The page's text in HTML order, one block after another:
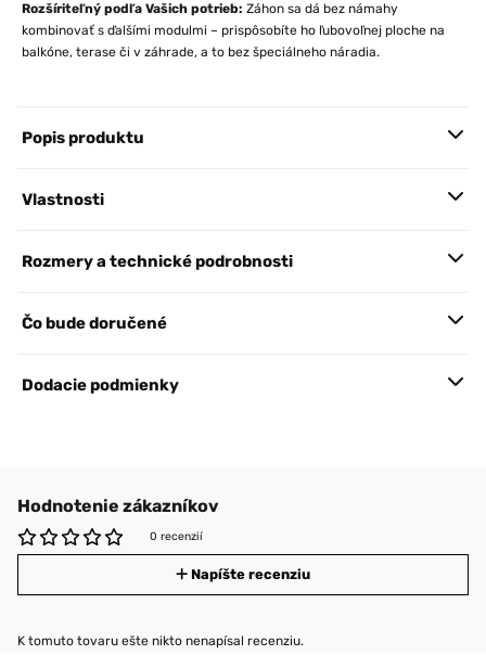
Rozšíriteľný podľa Vašich potrieb: Záhon sa dá bez námahy
kombinovať s ďalšími modulmi – prispôsobíte ho ľubovoľnej ploche na
balkóne, terase či v záhrade, a to bez špeciálneho náradia.
Popis produktu
Vlastnosti
Rozmery a technické podrobnosti
Čo bude doručené
Dodacie podmienky
Hodnotenie zákazníkov
0 recenzií
Napíšte recenziu
K tomuto tovaru ešte nikto nenapísal recenziu.